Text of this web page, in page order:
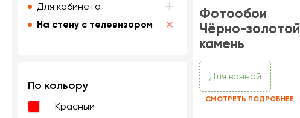
Для кабинета
На стену с телевизором
По кольору
Красный
Фотообои
Чёрно-золотой
камень
Для ванной
СМОТРЕТЬ ПОДРОБНЕЕ